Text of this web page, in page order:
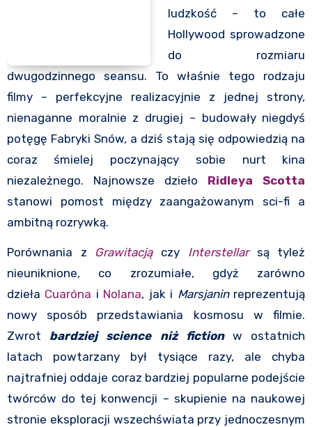
ludzkość – to całe
Hollywood sprowadzone
do rozmiaru
dwugodzinnego seansu. To właśnie tego rodzaju
filmy – perfekcyjne realizacyjnie z jednej strony,
nienaganne moralnie z drugiej – budowały niegdyś
potęgę Fabryki Snów, a dziś stają się odpowiedzią na
coraz śmielej poczynający sobie nurt kina
niezależnego. Najnowsze dzieło Ridleya Scotta
stanowi pomost między zaangażowanym sci-fi a
ambitną rozrywką.
Porównania z Grawitacją czy Interstellar
są tyleż
nieuniknione, co zrozumiałe, gdyż zarówno
dzieła Cuaróna i Nolana, jak i Marsjaninreprezentują
nowy sposób przedstawiania kosmosu w filmie.
Zwrot bardziej science niż fictionw ostatnich
latach powtarzany był tysiące razy, ale chyba
najtrafniej oddaje coraz bardziej popularne podejście
twórców do tej konwencji – skupienie na naukowej
stronie eksploracji wszechświata przy jednoczesnym